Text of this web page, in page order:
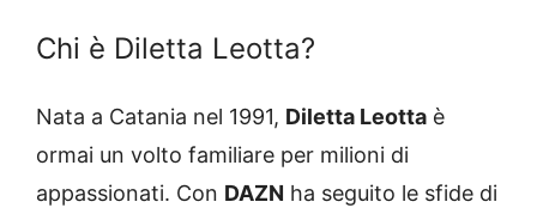
Chi è Diletta Leotta?
Nata a Catania nel 1991, Diletta Leotta è
ormai un volto familiare per milioni di
appassionati. Con DAZN ha seguito le sfide di